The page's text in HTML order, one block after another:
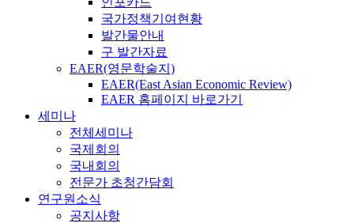
국가정책기여현황
발간물안내
구 발간자료
EAER(영문학술지)
EAER(East Asian Economic Review)
EAER 홈페이지 바로가기
세미나
전체세미나
국제회의
국내회의
전문가 초청간담회
연구원소식
공지사항